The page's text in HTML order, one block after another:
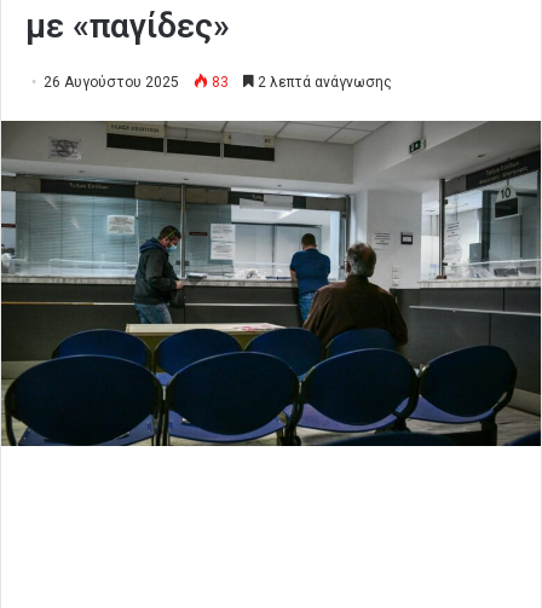
με «παγίδες»
26 Αυγούστου 2025 83 2 λεπτά ανάγνωσης